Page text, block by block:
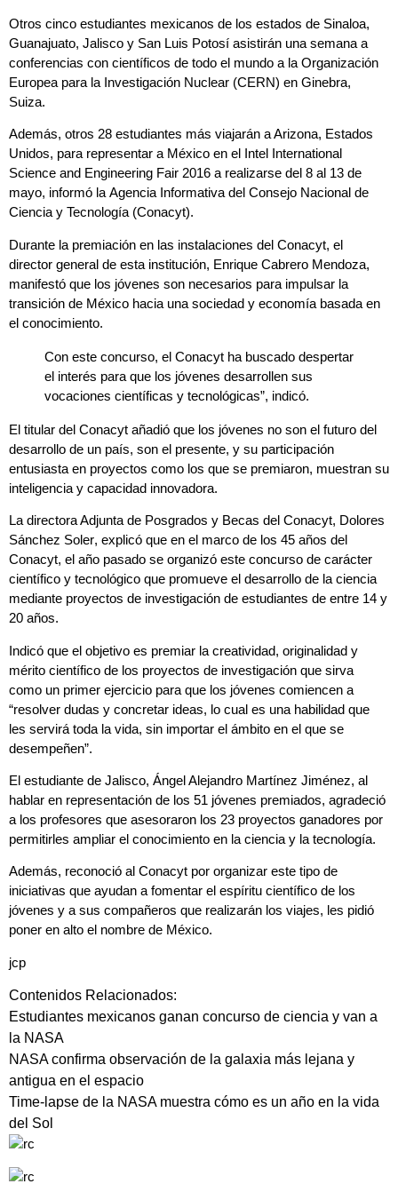
Otros cinco estudiantes mexicanos de los estados de Sinaloa,
Guanajuato, Jalisco y San Luis Potosí asistirán una semana a
conferencias con científicos de todo el mundo a la Organización
Europea para la Investigación Nuclear (CERN) en Ginebra,
Suiza.
Además, otros 28 estudiantes más viajarán a Arizona, Estados
Unidos, para representar a México en el Intel International
Science and Engineering Fair 2016 a realizarse del 8 al 13 de
mayo, informó laAgencia Informativa del Consejo Nacional de
Ciencia y Tecnología (Conacyt).
Durante la premiación en las instalaciones del Conacyt, el
director general de esta institución, Enrique Cabrero Mendoza,
manifestó que los jóvenes son necesarios para impulsar la
transición de México hacia una sociedad y economía basada en
el conocimiento.
Con este concurso, el Conacyt ha buscado despertar
el interés para que los jóvenes desarrollen sus
vocaciones científicas y tecnológicas”, indicó.
El titular del Conacyt añadió que los jóvenes no son el futuro del
desarrollo de un país, son el presente, y su participación
entusiasta en proyectos como los que se premiaron, muestran su
inteligencia y capacidad innovadora.
La directora Adjunta de Posgrados y Becas del Conacyt, Dolores
Sánchez Soler, explicó que en el marco de los 45 años del
Conacyt, el año pasado se organizó este concurso de carácter
científico y tecnológico que promueve el desarrollo de la ciencia
mediante proyectos de investigación de estudiantes de entre 14 y
20 años.
Indicó que el objetivo es premiar la creatividad, originalidad y
mérito científico de los proyectos de investigación que sirva
como un primer ejercicio para que los jóvenes comiencen a
“resolver dudas y concretar ideas, lo cual es una habilidad que
les servirá toda la vida, sin importar el ámbito en el que se
desempeñen”.
El estudiante de Jalisco, Ángel Alejandro Martínez Jiménez, al
hablar en representación de los 51 jóvenes premiados, agradeció
a los profesores que asesoraron los 23 proyectos ganadores por
permitirles ampliar el conocimiento en la ciencia y la tecnología.
Además, reconoció al Conacyt por organizar este tipo de
iniciativas que ayudan a fomentar el espíritu científico de los
jóvenes y a sus compañeros que realizarán los viajes, les pidió
poner en alto el nombre de México.
jcp
Contenidos Relacionados:
Estudiantes mexicanos ganan concurso de ciencia y van a
la NASA
NASA confirma observación de la galaxia más lejana y
antigua en el espacio
Time-lapse de la NASA muestra cómo es un año en la vida
del Sol